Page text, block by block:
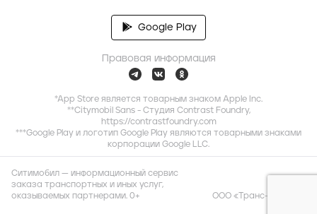
Google Play
Правовая информация
*App Store является товарным знаком Apple Inc.
**Citymobil Sans - Студия Contrast Foundry,
https://contrastfoundry.com
***Google Play и логотип Google Play являются товарными знаками
корпорации Google LLC.
Ситимобил — информационный сервис
заказа транспортных и иных услуг,
оказываемых партнерами. 0+
ООО «Транс-Миссия»